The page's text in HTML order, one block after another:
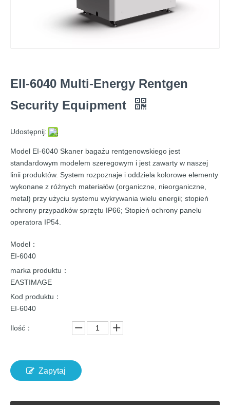
EII-6040 Multi-Energy Rentgen
Security Equipment
Udostępnij:
Model EI-6040 Skaner bagażu rentgenowskiego jest
standardowym modelem szeregowym i jest zawarty w naszej
linii produktów. System rozpoznaje i oddziela kolorowe elementy
wykonane z różnych materiałów (organiczne, nieorganiczne,
metal) przy użyciu systemu wykrywania wielu energii; stopień
ochrony przypadków sprzętu IP66; Stopień ochrony panelu
operatora IP54.
Model：
EI-6040
marka produktu：
EASTIMAGE
Kod produktu：
EI-6040
Ilość：
Zapytaj